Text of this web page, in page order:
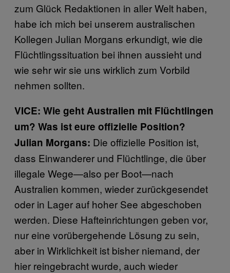
zum Glück Redaktionen in aller Welt haben,
habe ich mich bei unserem australischen
Kollegen Julian Morgans erkundigt, wie die
Flüchtlingssituation bei ihnen aussieht und
wie sehr wir sie uns wirklich zum Vorbild
nehmen sollten.
VICE: Wie geht Australien mit Flüchtlingen
um? Was ist eure offizielle Position?
Julian Morgans: Die offizielle Position ist,
dass Einwanderer und Flüchtlinge, die über
illegale Wege—also per Boot—nach
Australien kommen, wieder zurückgesendet
oder in Lager auf hoher See abgeschoben
werden. Diese Hafteinrichtungen geben vor,
nur eine vorübergehende Lösung zu sein,
aber in Wirklichkeit ist bisher niemand, der
hier reingebracht wurde, auch wieder